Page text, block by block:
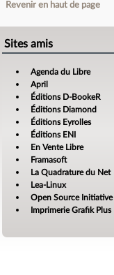
Revenir en haut de page
Sites amis
Agenda du Libre
April
Éditions D-BookeR
Éditions Diamond
Éditions Eyrolles
Éditions ENI
En Vente Libre
Framasoft
La Quadrature du Net
Lea-Linux
Open Source Initiative
Imprimerie Grafik Plus